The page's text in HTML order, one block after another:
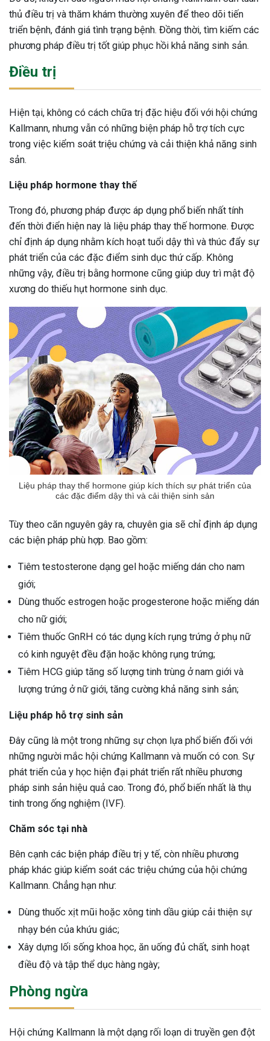
thủ điều trị và thăm khám thường xuyên để theo dõi tiến
triển bệnh, đánh giá tình trạng bệnh. Đồng thời, tìm kiếm các
phương pháp điều trị tốt giúp phục hồi khả năng sinh sản.
Điều trị
Hiện tại, không có cách chữa trị đặc hiệu đối với hội chứng
Kallmann, nhưng vẫn có những biện pháp hỗ trợ tích cực
trong việc kiểm soát triệu chứng và cải thiện khả năng sinh
sản.
Liệu pháp hormone thay thế
Trong đó, phương pháp được áp dụng phổ biến nhất tính
đến thời điển hiện nay là liệu pháp thay thế hormone. Được
chỉ định áp dụng nhằm kích hoạt tuổi dậy thì và thúc đẩy sự
phát triển của các đặc điểm sinh dục thứ cấp. Không
những vậy, điều trị bằng hormone cũng giúp duy trì mật độ
xương do thiếu hụt hormone sinh dục.
Liệu pháp thay thế hormone giúp kích thích sự phát triển của
các đặc điểm dậy thì và cải thiện sinh sản
Tùy theo căn nguyên gây ra, chuyên gia sẽ chỉ định áp dụng
các biện pháp phù hợp. Bao gồm:
Tiêm testosterone dạng gel hoặc miếng dán cho nam
giới;
Dùng thuốc estrogen hoặc progesterone hoặc miếng dán
cho nữ giới;
Tiêm thuốc GnRH có tác dụng kích rụng trứng ở phụ nữ
có kinh nguyệt đều đặn hoặc không rụng trứng;
Tiêm HCG giúp tăng số lượng tinh trùng ở nam giới và
lượng trứng ở nữ giới, tăng cường khả năng sinh sản;
Liệu pháp hỗ trợ sinh sản
Đây cũng là một trong những sự chọn lựa phổ biến đối với
những người mắc hội chứng Kallmann và muốn có con. Sự
phát triển của y học hiện đại phát triển rất nhiều phương
pháp sinh sản hiệu quả cao. Trong đó, phổ biến nhất là thụ
tinh trong ống nghiệm (IVF).
Chăm sóc tại nhà
Bên cạnh các biện pháp điều trị y tế, còn nhiều phương
pháp khác giúp kiểm soát các triệu chứng của hội chứng
Kallmann. Chẳng hạn như:
Dùng thuốc xịt mũi hoặc xông tinh dầu giúp cải thiện sự
nhạy bén của khứu giác;
Xây dựng lối sống khoa học, ăn uống đủ chất, sinh hoạt
điều độ và tập thể dục hàng ngày;
Phòng ngừa
Hội chứng Kallmann là một dạng rối loạn di truyền gen đột